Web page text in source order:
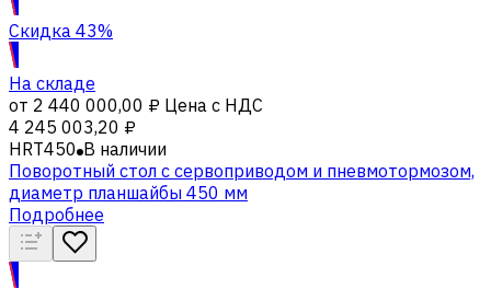
Скидка 43%
На складе
от 2 440 000,00 ₽ Цена с НДС
4 245 003,20 ₽
HRT450 В наличии
Поворотный стол с сервоприводом и пневмотормозом,
диаметр планшайбы 450 мм
Подробнее